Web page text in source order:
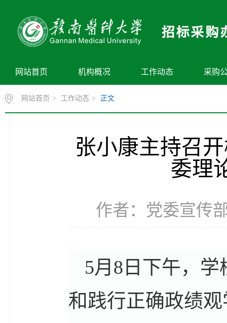
网站首页 机构概况 工作动态 采购
网站首页 > 工作动态 > 正文
张小康主持召
委理
作者：党委宣传
5月8日下午，
和践行正确政绩